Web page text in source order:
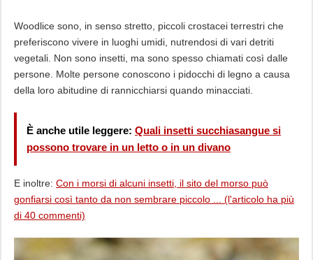
Woodlice sono, in senso stretto, piccoli crostacei terrestri che
preferiscono vivere in luoghi umidi, nutrendosi di vari detriti
vegetali. Non sono insetti, ma sono spesso chiamati così dalle
persone. Molte persone conoscono i pidocchi di legno a causa
della loro abitudine di rannicchiarsi quando minacciati.
È anche utile leggere: Quali insetti succhiasangue si
possono trovare in un letto o in un divano
E inoltre: Con i morsi di alcuni insetti, il sito del morso può
gonfiarsi così tanto da non sembrare piccolo ... (l'articolo ha più
di 40 commenti)